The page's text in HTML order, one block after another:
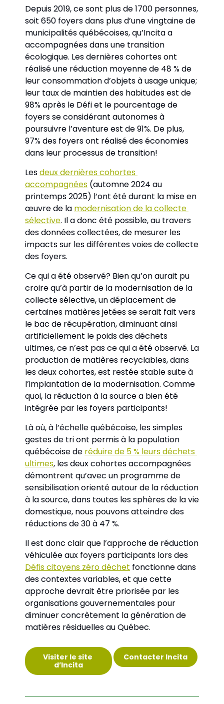
Depuis 2019, ce sont plus de 1700 personnes,
soit 650 foyers dans plus d’une vingtaine de
municipalités québécoises, qu’Incita a
accompagnées dans une transition
écologique. Les dernières cohortes ont
réalisé une réduction moyenne de 48 % de
leur consommation d’objets à usage unique;
leur taux de maintien des habitudes est de
98% après le Défi et le pourcentage de
foyers se considérant autonomes à
poursuivre l’aventure est de 91%. De plus,
97% des foyers ont réalisé des économies
dans leur processus de transition!
Les deux dernières cohortes
accompagnées (automne 2024 au
printemps 2025) l’ont été durant la mise en
œuvre de la modernisation de la collecte
sélective. Il a donc été possible, au travers
des données collectées, de mesurer les
impacts sur les différentes voies de collecte
des foyers.
Ce qui a été observé? Bien qu’on aurait pu
croire qu’à partir de la modernisation de la
collecte sélective, un déplacement de
certaines matières jetées se serait fait vers
le bac de récupération, diminuant ainsi
artificiellement le poids des déchets
ultimes, ce n’est pas ce qui a été observé. La
production de matières recyclables, dans
les deux cohortes, est restée stable suite à
l’implantation de la modernisation. Comme
quoi, la réduction à la source a bien été
intégrée par les foyers participants!
Là où, à l’échelle québécoise, les simples
gestes de tri ont permis à la population
québécoise de réduire de 5 % leurs déchets
ultimes, les deux cohortes accompagnées
démontrent qu’avec un programme de
sensibilisation orienté autour de la réduction
à la source, dans toutes les sphères de la vie
domestique, nous pouvons atteindre des
réductions de 30 à 47 %.
Il est donc clair que l’approche de réduction
Défis citoyens zéro déchet fonctionne dans
des contextes variables, et que cette
approche devrait être priorisée par les
organisations gouvernementales pour
diminuer concrètement la génération de
matières résiduelles au Québec.
Visiter le site
d’Incita
Contacter Incita